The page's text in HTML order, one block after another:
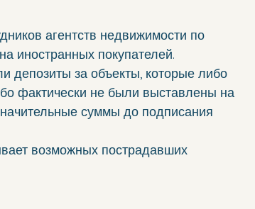
агентств недвижимости по
иностранных покупателей.
депозиты за объекты, которые либо
фактически не были выставлены на
суммы до подписания
возможных пострадавших